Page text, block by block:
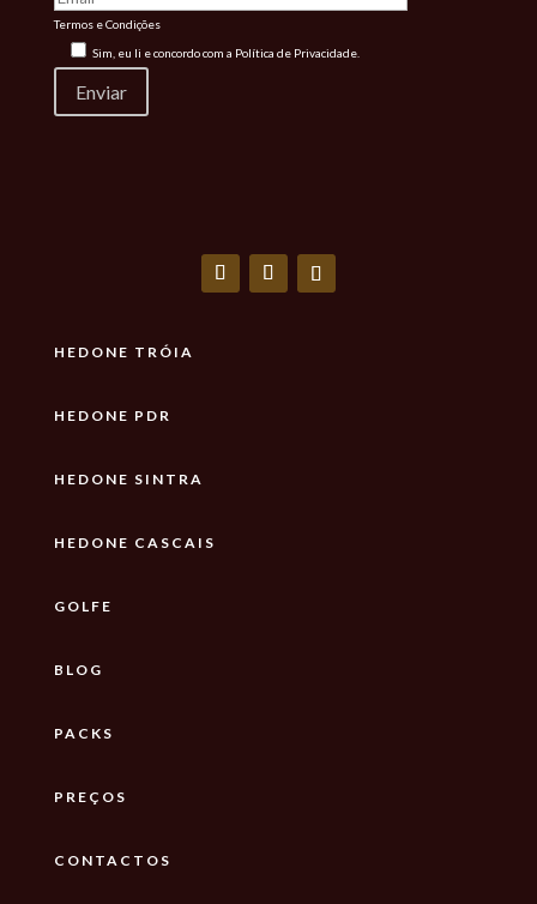
Termos e Condições
Sim, eu li e concordo com a Política de Privacidade.
HEDONE TRÓIA
HEDONE PDR
HEDONE SINTRA
HEDONE CASCAIS
GOLFE
BLOG
PACKS
PREÇOS
CONTACTOS